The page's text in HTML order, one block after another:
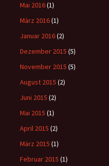
Mai 2016(1)
März 2016(1)
Januar 2016(2)
Dezember 2015 (5)
November 2015 (5)
August 2015 (2)
Juni 2015 (2)
Mai 2015 (1)
April 2015 (2)
März 2015 (1)
Februar 2015 (1)